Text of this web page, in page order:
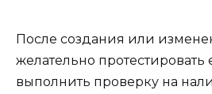
После создания или
желательно протестировать
выполнить проверку на